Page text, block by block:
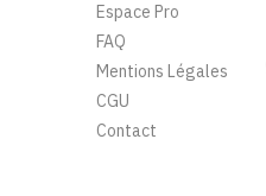
Espace Pro
FAQ
Mentions Légales
CGU
Contact